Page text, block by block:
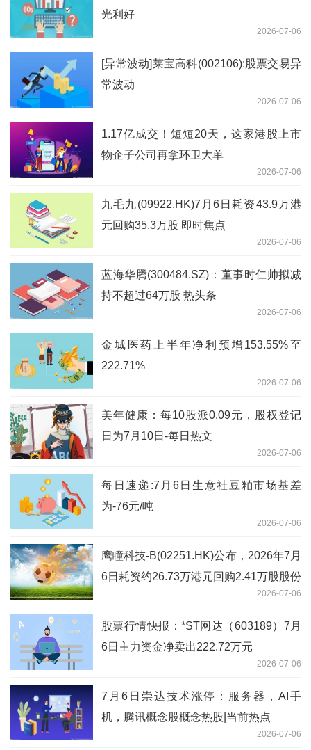
光利好
2026-07-06
[异常波动]莱宝高科(002106):股票交易异
常波动
2026-07-06
1.17亿成交！短短20天，这家港股上市
物企子公司再拿环卫大单
2026-07-06
九毛九(09922.HK)7月6日耗资43.9万港
元回购35.3万股 即时焦点
2026-07-06
蓝海华腾(300484.SZ)：董事时仁帅拟减
持不超过64万股 热头条
2026-07-06
金城医药上半年净利预增153.55%至
222.71%
2026-07-06
美年健康：每10股派0.09元，股权登记
日为7月10日-每日热文
2026-07-06
每日速递:7月6日生意社豆粕市场基差
为-76元/吨
2026-07-06
鹰瞳科技-B(02251.HK)公布，2026年7月
6日耗资约26.73万港元回购2.41万股股份
2026-07-06
股票行情快报：*ST网达（603189）7月
6日主力资金净卖出222.72万元
2026-07-06
7月6日崇达技术涨停：服务器，AI手
机，腾讯概念股概念热股|当前热点
2026-07-06